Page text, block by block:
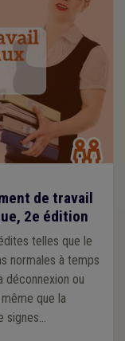
de travail
2e édition
telles que le
normales à temps
déconnexion ou
que la
signes